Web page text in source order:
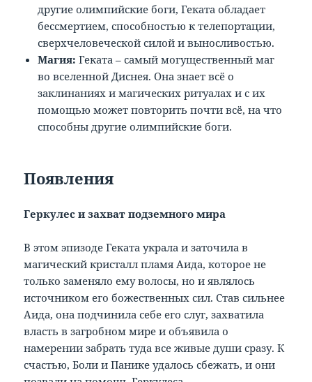
другие олимпийские боги, Геката обладает
бессмертием, способностью к телепортации,
сверхчеловеческой силой и выносливостью.
Магия: Геката – самый могущественный маг
во вселенной Диснея. Она знает всё о
заклинаниях и магических ритуалах и с их
помощью может повторить почти всё, на что
способны другие олимпийские боги.
Появления
Геркулес и захват подземного мира
В этом эпизоде Геката украла и заточила в
магический кристалл пламя Аида, которое не
только заменяло ему волосы, но и являлось
источником его божественных сил. Став сильнее
Аида, она подчинила себе его слуг, захватила
власть в загробном мире и объявила о
намерении забрать туда все живые души сразу. К
счастью, Боли и Панике удалось сбежать, и они